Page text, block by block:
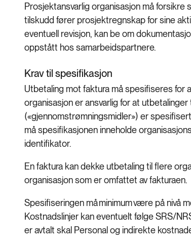
Prosjektansvarlig organisasjon må
tilskudd fører prosjektregnskap for sine
eventuell revisjon, kan be om
oppstått hos samarbeidspartnere.
Krav til spesifikasjon
Utbetaling mot faktura må spesifiseres for
organisasjon er ansvarlig for at
(«gjennomstrømningsmidler») er
må spesifikasjonen inneholde
identifikator.
En faktura kan dekke utbetaling til flere
organisasjon som er omfattet av fakturaen.
Spesifiseringen må minimum være på nivå
Kostnadslinjer kan eventuelt følge SRS/
er avtalt skal Personal og indirekte